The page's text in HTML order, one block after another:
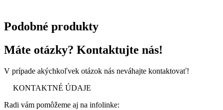
Podobné produkty
Máte otázky? Kontaktujte nás!
V prípade akýchkoľvek otázok nás neváhajte kontaktovať!
KONTAKTNÉ ÚDAJE
Radi vám pomôžeme aj na infolinke: